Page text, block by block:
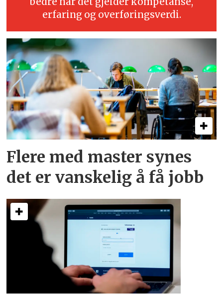
erfaring og overføringsverdi.
Flere med master synes
det er vanskelig å få jobb